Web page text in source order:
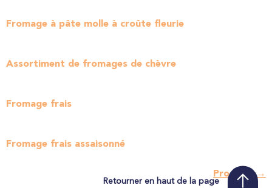
Fromage à pâte molle à croûte fleurie
Assortiment de fromages de chèvre
Fromage frais
Fromage frais assaisonné
Prochain→
Retourner en haut de la page